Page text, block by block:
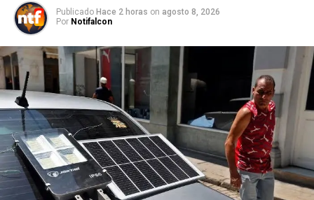
Publicado Hace 2 horas on agosto 8, 2026
Por Notifalcon